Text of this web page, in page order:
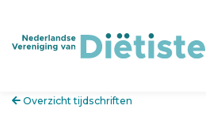
Overzicht tijdschriften